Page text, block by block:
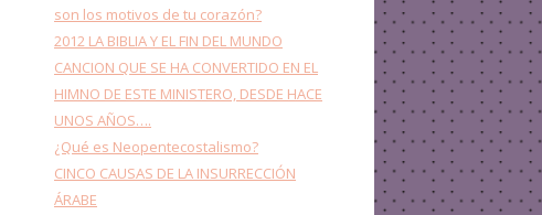
son los motivos de tu corazón?
2012 LA BIBLIA Y EL FIN DEL MUNDO
CANCION QUE SE HA CONVERTIDO EN EL
HIMNO DE ESTE MINISTERO, DESDE HACE
UNOS AÑOS….
¿Qué es Neopentecostalismo?
CINCO CAUSAS DE LA INSURRECCIÓN
ÁRABE